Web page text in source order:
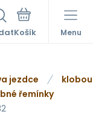
Menu
jezdce
řemínky